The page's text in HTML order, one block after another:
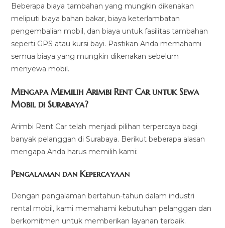
Beberapa biaya tambahan yang mungkin dikenakan
meliputi biaya bahan bakar, biaya keterlambatan
pengembalian mobil, dan biaya untuk fasilitas tambahan
seperti GPS atau kursi bayi. Pastikan Anda memahami
semua biaya yang mungkin dikenakan sebelum
menyewa mobil.
Mengapa Memilih Arimbi Rent Car untuk Sewa
Mobil di Surabaya?
Arimbi Rent Car telah menjadi pilihan terpercaya bagi
banyak pelanggan di Surabaya. Berikut beberapa alasan
mengapa Anda harus memilih kami:
Pengalaman dan Kepercayaan
Dengan pengalaman bertahun-tahun dalam industri
rental mobil, kami memahami kebutuhan pelanggan dan
berkomitmen untuk memberikan layanan terbaik.